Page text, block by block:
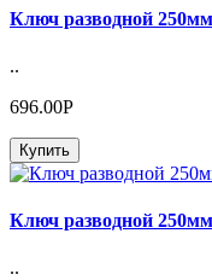
Ключ разводной
..
696.00Р
Купить
Ключ разводной
..